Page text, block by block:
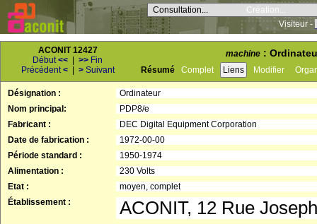
Consultation...
Création...
Visiteur -
ACONIT 12427
Début<< >> Fin
Précédent< > Suivant
machine :
Résumé Complet Liens Modifier
Désignation :
Ordinateur
Nom principal:
PDP8/e
Fabricant :
DEC Digital Equipment Corporation
Date de fabrication :
1972-00-00
Période standard :
1950-1974
Alimentation :
230 Volts
Etat :
moyen, complet
Établissement :
ACONIT, 12 Rue